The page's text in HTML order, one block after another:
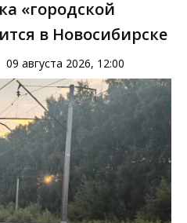
«городской
в Новосибирске
09 августа 2026, 12:00